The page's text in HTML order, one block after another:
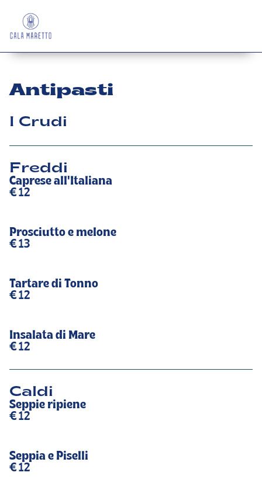
Antipasti
I Crudi
Freddi
Caprese all'Italiana
€ 12
Prosciutto e melone
€ 13
Tartare di Tonno
€ 12
Insalata di Mare
€ 12
Caldi
Seppie ripiene
€ 12
Seppia e Piselli
€ 12